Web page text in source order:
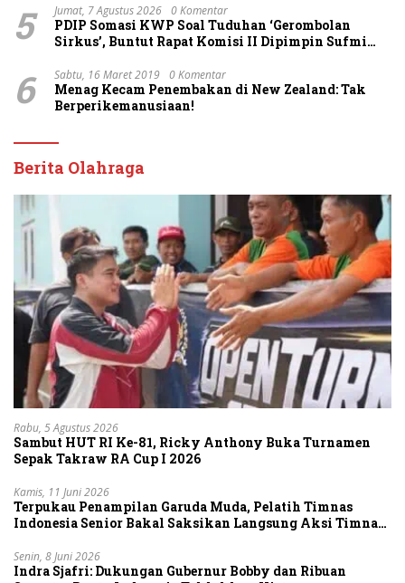
5 Jumat, 7 Agustus 2026 0 Komentar
PDIP Somasi KWP Soal Tuduhan ‘Gerombolan
Sirkus’, Buntut Rapat Komisi II Dipimpin Sufmi
6 Sabtu, 16 Maret 2019 0 Komentar
Menag Kecam Penembakan di New Zealand: Tak
Berperikemanusiaan!
Berita Olahraga
Rabu, 5 Agustus 2026
Sambut HUT RI Ke-81, Ricky Anthony Buka Turnamen
Sepak Takraw RA Cup I 2026
Kamis, 11 Juni 2026
Terpukau Penampilan Garuda Muda, Pelatih Timnas
Indonesia Senior Bakal Saksikan Langsung Aksi Timnas
Senin, 8 Juni 2026
Indra Sjafri: Dukungan Gubernur Bobby dan Ribuan